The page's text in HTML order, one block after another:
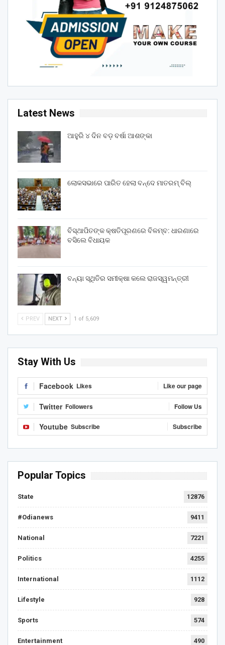
Latest News
ଆହୁରି ୪ ଦିନ ବଡ଼ ବର୍ଷା ଆଶଙ୍କା
ଲୋକସଭାରେ ପାରିତ ହେଲା ବନ୍ଦେ ମାତରମ୍‌ ବିଲ୍‌
ବିସ୍ଥାପିତଙ୍କ କ୍ଷତିପୂରଣରେ ବିଳମ୍ବ: ଧାରଣାରେ
ବସିଲେ ବିଧାୟକ
ବନ୍ୟା ସ୍ଥିତିର ସମୀକ୍ଷା କଲେ ରାଜସ୍ୱମନ୍ତ୍ରୀ
PREV NEXT 1 of 5,609
Stay With Us
Facebook Likes Like our page
Twitter Followers Follow Us
Youtube Subscribe Subscribe
Popular Topics
State 12876
#Odianews 9411
National 7221
Politics 4255
International 1112
Lifestyle 928
Sports 574
Entertainment 490